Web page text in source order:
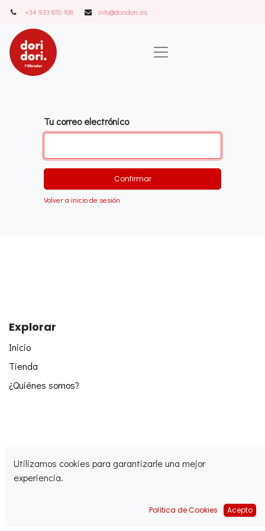
+34 933 870 108 info@doridori..es
Tu correo electrónico
Confirmar
Volver a inicio de sesión
Explorar
Inicio
Tienda
¿Quiénes somos?
Utilizamos cookies para garantizarle una mejor
experiencia.
Política de Cookies Acepto